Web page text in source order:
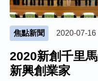
焦點新聞 2020-07-16
2020新創千里
新興創業家